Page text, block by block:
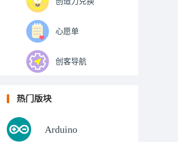
心愿单
创客导航
热门版块
Arduino